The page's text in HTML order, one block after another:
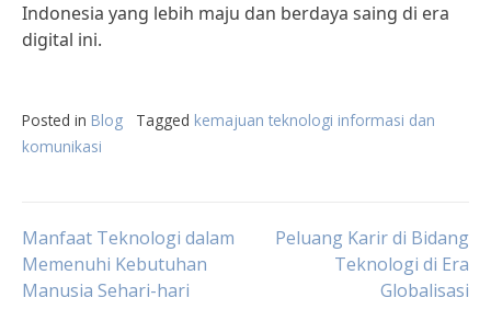
Indonesia yang lebih maju dan berdaya saing di era
digital ini.
Posted in Blog Tagged kemajuan teknologi informasi dan
komunikasi
Post
navigation
Manfaat Teknologi dalam
Memenuhi Kebutuhan
Manusia Sehari-hari
Peluang Karir di Bidang
Teknologi di Era
Globalisasi